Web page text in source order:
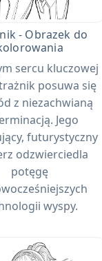
- Obrazek do
sercu kluczowej
posuwa się
z niezachwianą
Jego
futurystyczny
odzwierciedla
potęgę
wyspy.